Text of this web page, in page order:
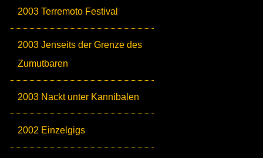
2003 Terremoto Festival
2003 Jenseits der Grenze des
Zumutbaren
2003 Nackt unter Kannibalen
2002 Einzelgigs